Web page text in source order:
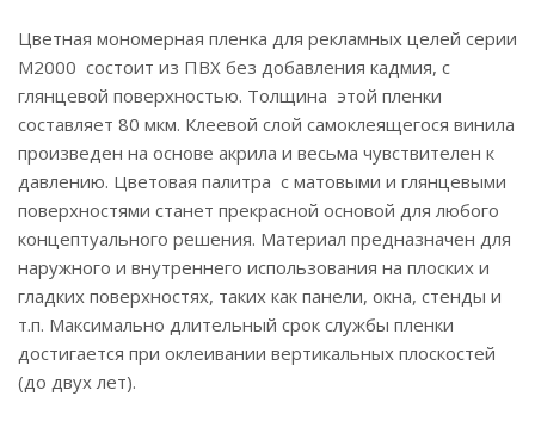
Цветная мономерная пленка для рекламных целей серии
M2000 состоит из ПВХ без добавления кадмия, с
глянцевой поверхностью. Толщина этой пленки
составляет 80 мкм. Клеевой слой самоклеящегося винила
произведен на основе акрила и весьма чувствителен к
давлению. Цветовая палитра с матовыми и глянцевыми
поверхностями станет прекрасной основой для любого
концептуального решения. Материал предназначен для
наружного и внутреннего использования на плоских и
гладких поверхностях, таких как панели, окна, стенды и
т.п. Максимально длительный срок службы пленки
достигается при оклеивании вертикальных плоскостей
(до двух лет).